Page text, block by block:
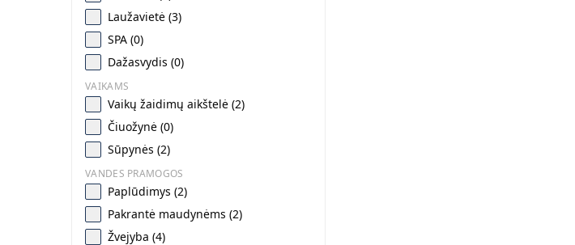
Laužavietė (3)
SPA (0)
Dažasvydis (0)
VAIKAMS
Vaikų žaidimų aikštelė (2)
Čiuožynė (0)
Sūpynės (2)
VANDES PRAMOGOS
Paplūdimys (2)
Pakrantė maudynėms (2)
Žvejyba (4)